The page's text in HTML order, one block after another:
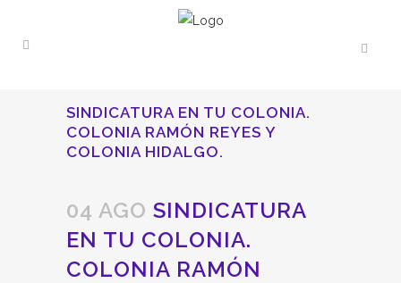
SINDICATURA EN TU COLONIA.
COLONIA RAMÓN REYES Y
COLONIA HIDALGO.
04 AGO SINDICATURA
EN TU COLONIA.
COLONIA RAMÓN